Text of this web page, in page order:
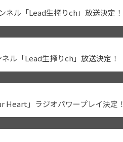
ネル「Lead生搾りch」放送決定！
ル「Lead生搾りch」放送決定！
Heart」ラジオパワープレイ決定！